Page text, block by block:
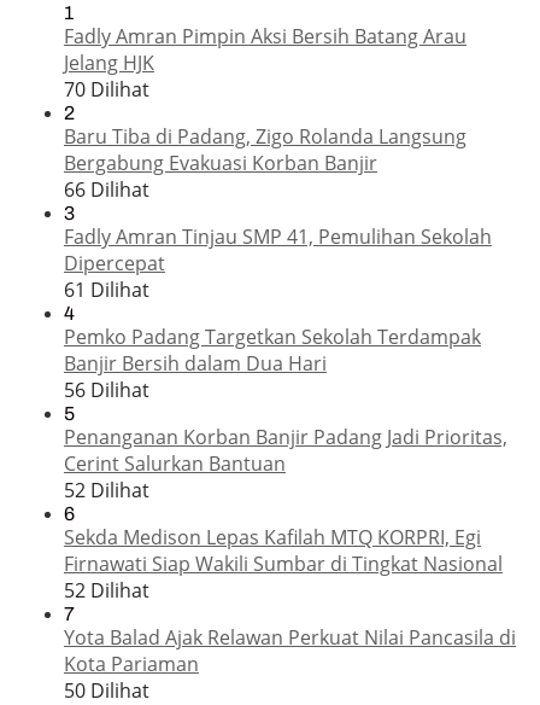
1
Fadly Amran Pimpin Aksi Bersih Batang Arau
Jelang HJK
70 Dilihat
2
Baru Tiba di Padang, Zigo Rolanda Langsung
Bergabung Evakuasi Korban Banjir
66 Dilihat
3
Fadly Amran Tinjau SMP 41, Pemulihan Sekolah
Dipercepat
61 Dilihat
4
Pemko Padang Targetkan Sekolah Terdampak
Banjir Bersih dalam Dua Hari
56 Dilihat
5
Penanganan Korban Banjir Padang Jadi Prioritas,
Cerint Salurkan Bantuan
52 Dilihat
6
Sekda Medison Lepas Kafilah MTQ KORPRI, Egi
Firnawati Siap Wakili Sumbar di Tingkat Nasional
52 Dilihat
7
Yota Balad Ajak Relawan Perkuat Nilai Pancasila di
Kota Pariaman
50 Dilihat